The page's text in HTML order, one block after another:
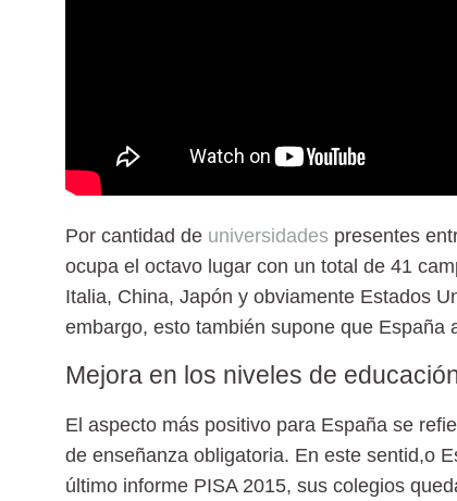
Por cantidad de universidades presentes
ocupa el octavo lugar con un total de 41
Italia, China, Japón y obviamente Estados
embargo, esto también supone que España
Mejora en los niveles de
El aspecto más positivo para España se
de enseñanza obligatoria. En este sentid,o
último informe PISA 2015, sus colegios